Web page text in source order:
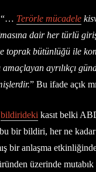
“… Terörle mücadele
dair her türlü
toprak bütünlüğü ile
ayrılıkçı
” Bu ifade açık
bildirideki kasıt belki
bir bildiri, her ne
bir anlaşma
üzerinde mutabık